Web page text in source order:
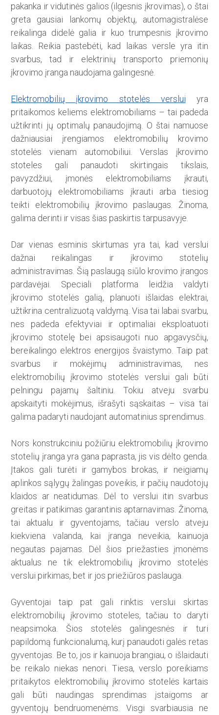
pakanka ir vidutinės galios (ilgesnis įkrovimas), o štai
greta gausiai lankomų objektų, automagistralėse
reikalinga didelė galia ir kuo trumpesnis įkrovimo
laikas. Reikia pastebėti, kad laikas versle yra itin
svarbus, tad ir elektrinių transporto priemonių
įkrovimo įranga naudojama galingesnė.
Elektromobilių įkrovimo stotelės verslui yra
pritaikomos keliems elektromobiliams – tai padeda
užtikrinti jų optimalų panaudojimą. O štai namuose
dažniausiai įrengiamos elektromobilių krovimo
stotelės vienam automobiliui. Verslas įkrovimo
stoteles gali panaudoti skirtingais tikslais,
pavyzdžiui, įmonės elektromobiliams įkrauti,
darbuotojų elektromobiliams įkrauti arba tiesiog
teikti elektromobilių įkrovimo paslaugas. Žinoma,
galima derinti ir visas šias paskirtis tarpusavyje.
Dar vienas esminis skirtumas yra tai, kad verslui
dažnai reikalingas ir įkrovimo stotelių
administravimas. Šią paslaugą siūlo krovimo įrangos
pardavėjai. Speciali platforma leidžia valdyti
įkrovimo stotelės galią, planuoti išlaidas elektrai,
užtikrina centralizuotą valdymą. Visa tai labai svarbu,
nes padeda efektyviai ir optimaliai eksploatuoti
įkrovimo stotelę bei apsisaugoti nuo apgavysčių,
bereikalingo elektros energijos švaistymo. Taip pat
svarbus ir mokėjimų administravimas, nes
elektromobilių įkrovimo stotelės verslui gali būti
pelningu pajamų šaltiniu. Tokiu atveju svarbu
apskaityti mokėjimus, išrašyti sąskaitas – visa tai
galima padaryti naudojant automatinius sprendimus.
Nors konstrukciniu požiūriu elektromobilių įkrovimo
stotelių įranga yra gana paprasta, jis vis dėlto genda.
Įtakos gali turėti ir gamybos brokas, ir neigiamų
aplinkos sąlygų žalingas poveikis, ir pačių naudotojų
klaidos ar neatidumas. Dėl to verslui itin svarbus
greitas ir patikimas garantinis aptarnavimas. Žinoma,
tai aktualu ir gyventojams, tačiau verslo atveju
kiekviena valanda, kai įranga neveikia, kainuoja
negautas pajamas. Dėl šios priežasties įmonėms
aktualus ne tik elektromobilių įkrovimo stotelės
verslui pirkimas, bet ir jos priežiūros paslauga.
Gyventojai taip pat gali rinktis verslui skirtas
elektromobilių įkrovimo stoteles, tačiau to daryti
neapsimoka. Šios stotelės galingesnės ir turi
papildomą funkcionalumą, kurį panaudoti galės retas
gyventojas. Be to, jos ir kainuoja brangiau, o išlaidauti
be reikalo niekas nenori. Tiesa, verslo poreikiams
pritaikytos elektromobilių įkrovimo stotelės kartais
gali būti naudingas sprendimas įstaigoms ar
gyventojų bendruomenėms. Visgi svarbiausia ne